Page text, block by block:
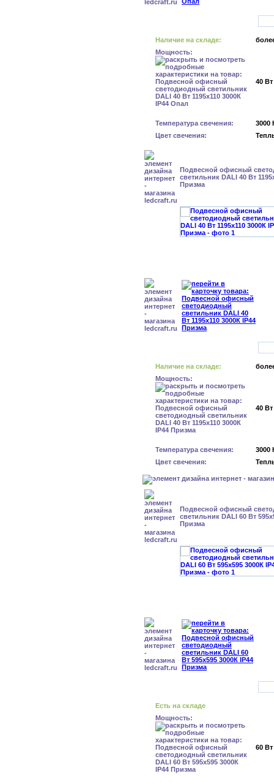
Наличие на складе:
Мощность:
40 Вт
Температура свечения:
3000
Цвет свечения:
Подвесной офисный
светильник DALI 40 Вт
Призма
Наличие на складе:
Мощность:
40 Вт
Температура свечения:
3000
Цвет свечения:
Подвесной офисный
светильник DALI 60 Вт
Призма
Есть на складе
Мощность:
60 Вт